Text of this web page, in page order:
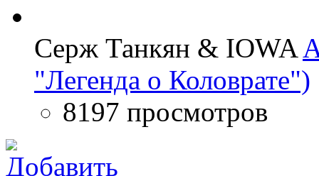
Серж Танкян & IOWA
"Легенда о Коловрате")
8197 просмотров